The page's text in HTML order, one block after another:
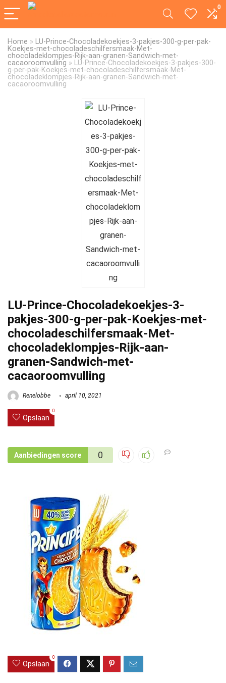
0
Home » LU-Prince-Chocoladekoekjes-3-pakjes-300-g-per-pak-
Koekjes-met-chocoladeschilfersmaak-Met-
chocoladeklompjes-Rijk-aan-granen-Sandwich-met-
cacaoroomvulling » LU-Prince-Chocoladekoekjes-3-pakjes-300-
g-per-pak-Koekjes-met-chocoladeschilfersmaak-Met-
chocoladeklompjes-Rijk-aan-granen-Sandwich-met-
cacaoroomvulling
LU-Prince-Chocoladekoekjes-3-
pakjes-300-g-per-pak-Koekjes-met-
chocoladeschilfersmaak-Met-
chocoladeklompjes-Rijk-aan-
granen-Sandwich-met-
cacaoroomvulling
Renelobbe april 10, 2021
Opslaan
0
Aanbiedingen score 0
Opslaan
0